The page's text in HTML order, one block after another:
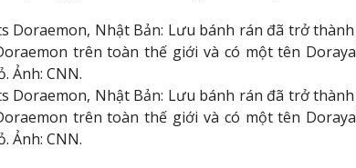
Doraemon, Nhật Bản: Lưu bánh rán đã trở
trên toàn thế giới và có một tên
Ảnh: CNN.
Doraemon, Nhật Bản: Lưu bánh rán đã trở
trên toàn thế giới và có một tên
Ảnh: CNN.